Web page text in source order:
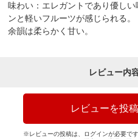
味わい：エレガントであり優し
ンと軽いフルーツが感じられる。
余韻は柔らかく甘い。
レビュー内
レビューを投
※レビューの投稿は、ログインが必要です